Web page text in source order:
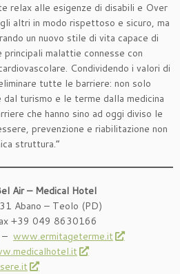
relax alle esigenze di disabili e Over
altri in modo rispettoso e sicuro, ma
un nuovo stile di vita capace di
malattie connesse con
Condividendo i valori di
tutte le barriere: non solo
turismo e le terme dalla medicina
che hanno sino ad oggi diviso le
prevenzione e riabilitazione non
struttura.”
Air – Medical Hotel
Abano – Teolo (PD)
+39 049 8630166
– www.ermitageterme.it